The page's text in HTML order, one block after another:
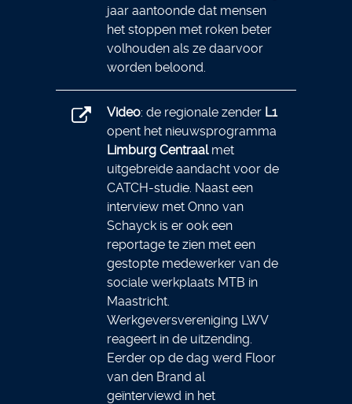
jaar aantoonde dat mensen
het stoppen met roken beter
volhouden als ze daarvoor
worden beloond.
Video: de regionale zender L1
opent het nieuwsprogramma
Limburg Centraalmet
uitgebreide aandacht voor de
CATCH-studie. Naast een
interview met Onno van
Schayck is er ook een
reportage te zien met een
gestopte medewerker van de
sociale werkplaats MTB in
Maastricht.
Werkgeversvereniging LWV
reageert in de uitzending.
Eerder op de dag werd Floor
van den Brand al
geïnterviewd in het